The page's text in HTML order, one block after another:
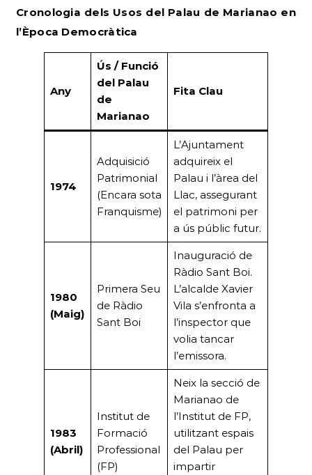
Cronologia dels Usos del Palau de Marianao en
l’Època Democràtica
Any
Ús / Funció
del Palau
de
Marianao
Fita Clau
1974
Adquisició
Patrimonial
(Encara sota
Franquisme)
L’Ajuntament
adquireix el
Palau i l’àrea del
Llac, assegurant
el patrimoni per
a ús públic futur.
1980
(Maig)
Primera Seu
de Ràdio
Sant Boi
Inauguració de
Ràdio Sant Boi.
L’alcalde Xavier
Vila s’enfronta a
l’inspector que
volia tancar
l’emissora.
1983
(Abril)
Institut de
Formació
Professional
(FP)
Neix la secció de
Marianao de
l’Institut de FP,
utilitzant espais
del Palau per
impartir